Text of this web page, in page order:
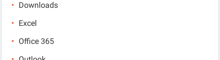
Downloads
Excel
Office 365